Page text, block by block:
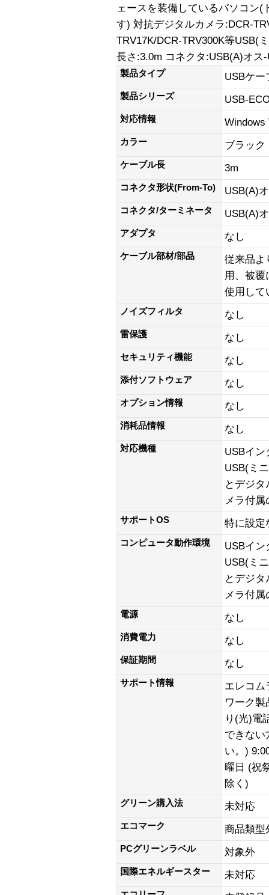
ェースを装備しているパソコン
す) 対抗デジタルカメラ:DCR-
TRV17K/DCR-TRV300K等USB(
長さ:3.0m コネクタ:USB(A)オス
製品タイプ USBケー
製品シリーズ USB-
対応情報 Windows
カラー ブラック
ケーブル長 3m
コネクタ形状(From-To) USB(A)
コネクタ/ターミネータ USB(A)
アダプタ なし
ケーブル部材/部品
従来品よ
用、被覆
使用して
ノイズフィルタ なし
雷保護 なし
セキュリティ機能 なし
添付ソフトウェア なし
オプション情報 なし
消耗品情報 なし
対応機種
USBイ
USB(ミ
とデジ
メラ付
サポートOS 特に設定
コンピュータ動作環境
USBイ
USB(ミ
とデジ
メラ付
電源 なし
消費電力 なし
保証期間 なし
サポート情報
エレコム
ワーク製
り(光)電
できない
い。)
曜日 (祝
除く)
グリーン購入法 未対応
エコマーク 商品類型
PCグリーンラベル 対象外
国際エネルギースター 未対応